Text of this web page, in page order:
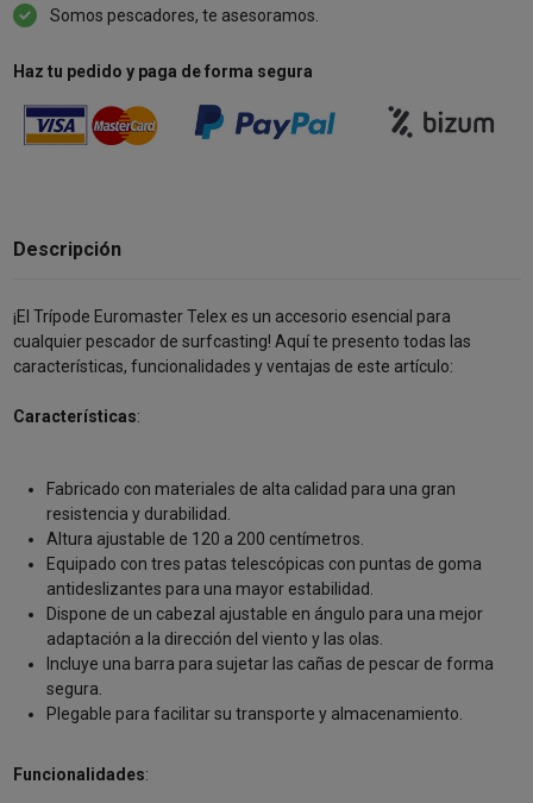
Somos pescadores, te asesoramos.
Haz tu pedido y paga de forma segura
Descripción
¡El Trípode Euromaster Telex es un accesorio esencial para
cualquier pescador de surfcasting! Aquí te presento todas las
características, funcionalidades y ventajas de este artículo:
Características:
Fabricado con materiales de alta calidad para una gran
resistencia y durabilidad.
Altura ajustable de 120 a 200 centímetros.
Equipado con tres patas telescópicas con puntas de goma
antideslizantes para una mayor estabilidad.
Dispone de un cabezal ajustable en ángulo para una mejor
adaptación a la dirección del viento y las olas.
Incluye una barra para sujetar las cañas de pescar de forma
segura.
Plegable para facilitar su transporte y almacenamiento.
Funcionalidades: